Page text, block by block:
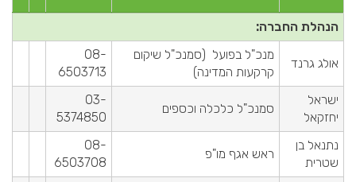
הנהלת החברה:
אולג גרנד
מנכ"ל בפועל (סמנכ"ל שיקום
קרקעות המדינה)
08-
6503713
ישראל
יחזקאל
סמנכ"ל כלכלה וכספים
03-
5374850
נתנאל בן
שטרית
ראש אגף מו"פ
08-
6503708